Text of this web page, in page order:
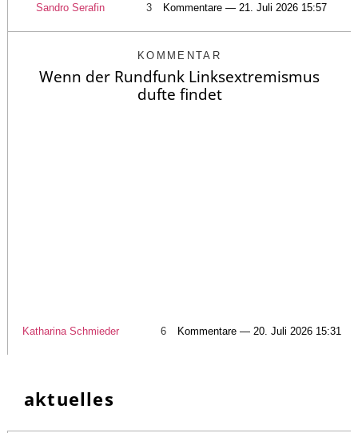
Sandro Serafin 3 Kommentare — 21. Juli 2026 15:57
KOMMENTAR
Wenn der Rundfunk Linksextremismus
dufte findet
Katharina Schmieder 6 Kommentare — 20. Juli 2026 15:31
aktuelles